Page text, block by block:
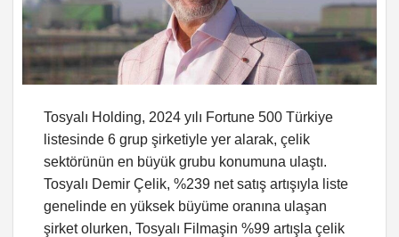
Tosyalı Holding, 2024 yılı Fortune 500 Türkiye
listesinde 6 grup şirketiyle yer alarak, çelik
sektörünün en büyük grubu konumuna ulaştı.
Tosyalı Demir Çelik, %239 net satış artışıyla liste
genelinde en yüksek büyüme oranına ulaşan
şirket olurken, Tosyalı Filmaşin %99 artışla çelik